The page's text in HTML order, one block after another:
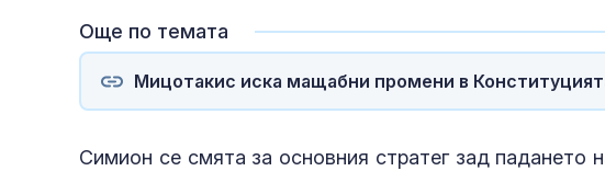
Още по темата
Мицотакис иска мащабни промени в
Симион се смята за основния стратег зад падането